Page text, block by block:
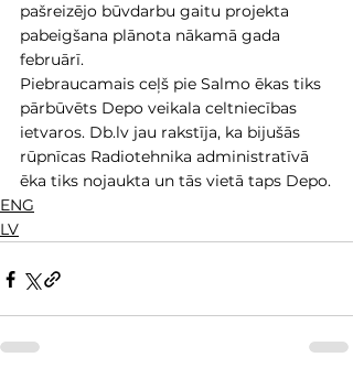
pašreizējo būvdarbu gaitu projekta
pabeigšana plānota nākamā gada
februārī.
Piebraucamais ceļš pie Salmo ēkas tiks
pārbūvēts Depo veikala celtniecības
ietvaros. Db.lv jau rakstīja, ka bijušās
rūpnīcas Radiotehnika administratīvā
ēka tiks nojaukta un tās vietā taps Depo.
ENG
LV